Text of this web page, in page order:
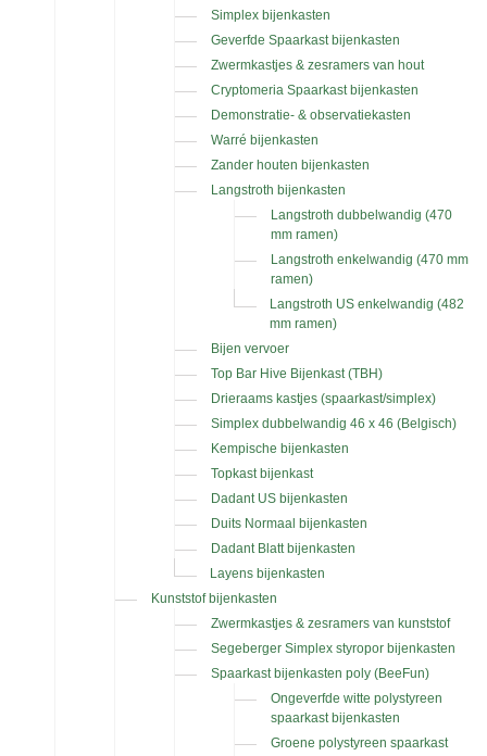
Simplex bijenkasten
Geverfde Spaarkast bijenkasten
Zwermkastjes & zesramers van hout
Cryptomeria Spaarkast bijenkasten
Demonstratie- & observatiekasten
Warré bijenkasten
Zander houten bijenkasten
Langstroth bijenkasten
Langstroth dubbelwandig (470
mm ramen)
Langstroth enkelwandig (470 mm
ramen)
Langstroth US enkelwandig (482
mm ramen)
Bijen vervoer
Top Bar Hive Bijenkast (TBH)
Drieraams kastjes (spaarkast/simplex)
Simplex dubbelwandig 46 x 46 (Belgisch)
Kempische bijenkasten
Topkast bijenkast
Dadant US bijenkasten
Duits Normaal bijenkasten
Dadant Blatt bijenkasten
Layens bijenkasten
Kunststof bijenkasten
Zwermkastjes & zesramers van kunststof
Segeberger Simplex styropor bijenkasten
Spaarkast bijenkasten poly (BeeFun)
Ongeverfde witte polystyreen
spaarkast bijenkasten
Groene polystyreen spaarkast